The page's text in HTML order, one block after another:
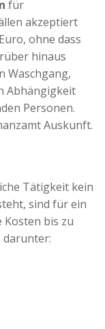
für
akzeptiert
ohne dass
hinaus
Waschgang,
Abhängigkeit
Personen.
Auskunft.
Tätigkeit kein
sind für ein
Kosten bis zu
darunter: